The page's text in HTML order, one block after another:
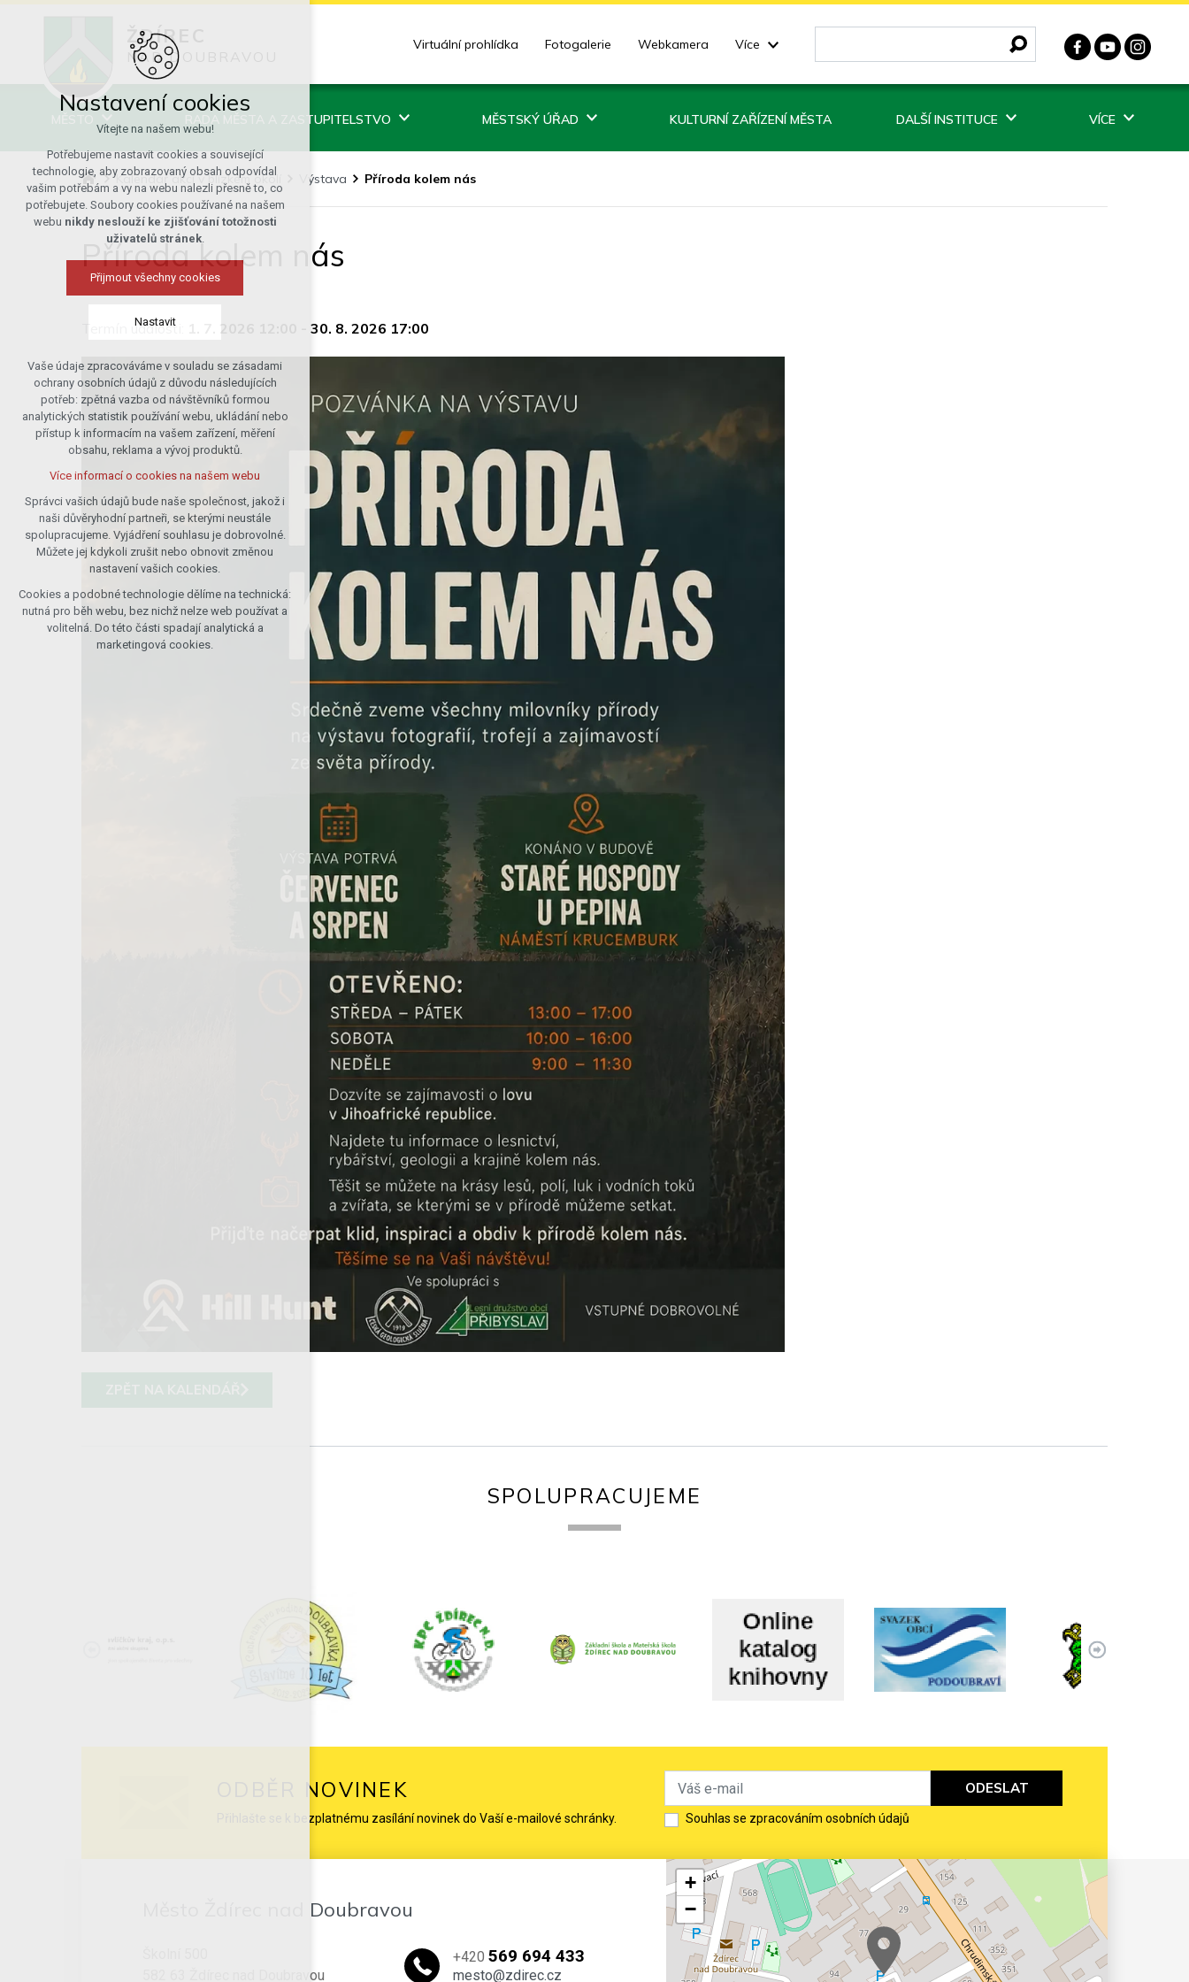
ŽDÍREC
NAD DOUBRAVOU
Virtuální prohlídka Fotogalerie Webkamera Více
RADA MĚSTA A ZASTUPITELSTVO MĚSTSKÝ ÚŘAD KULTURNÍ ZAŘÍZENÍ MĚSTA DALŠÍ INSTITUCE VÍCE
Kalendář akcí v blízkém okolí Výstava Příroda kolem nás
Příroda kolem nás
Termín události: 30. 8. 2026 17:00
SPOLUPRACUJEME
ODBĚR NOVINEK
Přihlašte se k bezplatnému zasílání novinek do Vaší e-mailové schránky. Souhlas se zpracováním osobních údajů
ODESLAT
Město Ždírec nad Doubravou
582 63 Ždírec nad Doubravou
+420569 694 433
mesto@zdirec.cz
+
−
Nastavení cookies
Vítejte na našem webu!
Potřebujeme nastavit cookies a související
technologie, aby zobrazovaný obsah odpovídal
vašim potřebám a vy na webu nalezli přesně to, co
potřebujete. Soubory cookies používané na našem
webu nikdy neslouží ke zjišťování totožnosti
uživatelů stránek.
Přijmout všechny cookies
Nastavit
Technická cookies
nutná pro provozování webu
udržení kontextu stránek (session):
případná přihlášení, volby jazyka, apod.
Volitelná cookies
analytická pro anonymizované
vyhodnocení návštěvnosti
marketingová cookies (Google)
Více informací o cookies na našem webu
Přijmout všechny cookies
Odmítnout vše
Vaše údaje zpracováváme v souladu se zásadami
ochrany osobních údajů z důvodu následujících
potřeb: zpětná vazba od návštěvníků formou
analytických statistik používání webu, ukládání nebo
přístup k informacím na vašem zařízení, měření
obsahu, reklama a vývoj produktů.
Více informací o cookies na našem webu
Správci vašich údajů bude naše společnost, jakož i
naši důvěryhodní partneři, se kterými neustále
spolupracujeme. Vyjádření souhlasu je dobrovolné.
Můžete jej kdykoli zrušit nebo obnovit změnou
nastavení vašich cookies.
Cookies a podobné technologie dělíme na technická:
nutná pro běh webu, bez nichž nelze web používat a
volitelná. Do této části spadají analytická a
marketingová cookies.